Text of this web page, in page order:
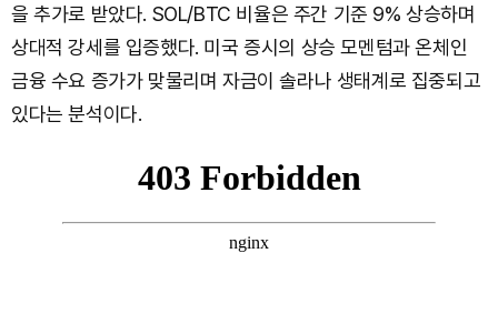
을 추가로 받았다. SOL/BTC 비율은 주간 기준 9% 상승하며
상대적 강세를 입증했다. 미국 증시의 상승 모멘텀과 온체인
금융 수요 증가가 맞물리며 자금이 솔라나 생태계로 집중되고
있다는 분석이다.